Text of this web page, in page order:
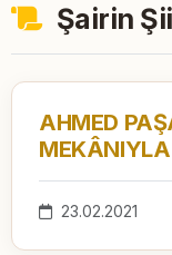
Şairin
AHMED
23.02.2021